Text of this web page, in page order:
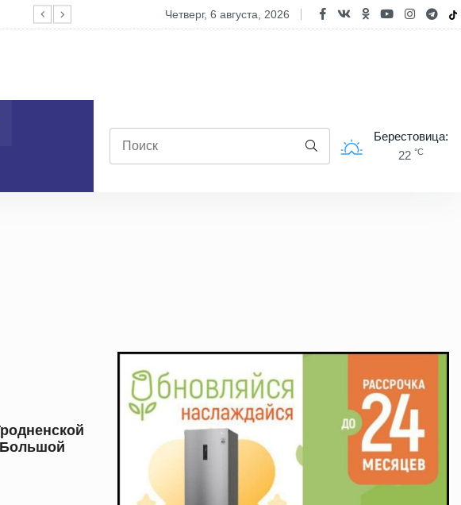
На Берестовитчине началось строительство нового молочно-
четверг, 6 августа, 2026
Берестовица:
22 °C
Большой